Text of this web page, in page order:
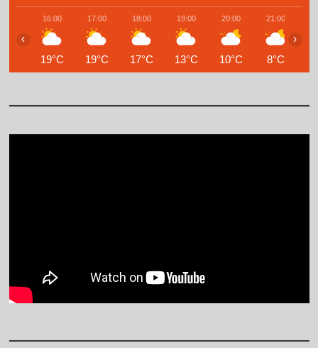
16:00
19°C
17:00
19°C
18:00
17°C
19:00
13°C
20:00
10°C
21:00
8°C
‹ ›